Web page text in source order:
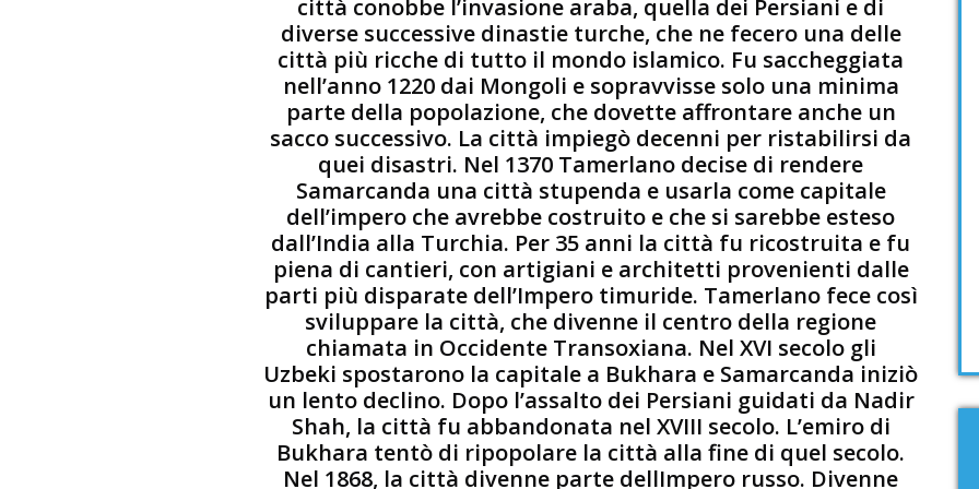
città conobbe l’invasione araba, quella dei Persiani e di
diverse successive dinastie turche, che ne fecero una delle
città più ricche di tutto il mondo islamico. Fu saccheggiata
nell’anno 1220 dai Mongoli e sopravvisse solo una minima
parte della popolazione, che dovette affrontare anche un
sacco successivo. La città impiegò decenni per ristabilirsi da
quei disastri. Nel 1370 Tamerlano decise di rendere
Samarcanda una città stupenda e usarla come capitale
dell’impero che avrebbe costruito e che si sarebbe esteso
dall’India alla Turchia. Per 35 anni la città fu ricostruita e fu
piena di cantieri, con artigiani e architetti provenienti dalle
parti più disparate dell’Impero timuride. Tamerlano fece così
sviluppare la città, che divenne il centro della regione
chiamata in Occidente Transoxiana. Nel XVI secolo gli
Uzbeki spostarono la capitale a Bukhara e Samarcanda iniziò
un lento declino. Dopo l’assalto dei Persiani guidati da Nadir
Shah, la città fu abbandonata nel XVIII secolo. L’emiro di
Bukhara tentò di ripopolare la città alla fine di quel secolo.
Nel 1868, la città divenne parte dellImpero russo. Divenne